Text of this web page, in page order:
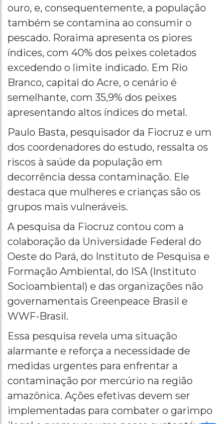
ouro, e, consequentemente, a população
também se contamina ao consumir o
pescado. Roraima apresenta os piores
índices, com 40% dos peixes coletados
excedendo o limite indicado. Em Rio
Branco, capital do Acre, o cenário é
semelhante, com 35,9% dos peixes
apresentando altos índices do metal.
Paulo Basta, pesquisador da Fiocruz e um
dos coordenadores do estudo, ressalta os
riscos à saúde da população em
decorrência dessa contaminação. Ele
destaca que mulheres e crianças são os
grupos mais vulneráveis.
A pesquisa da Fiocruz contou com a
colaboração da Universidade Federal do
Oeste do Pará, do Instituto de Pesquisa e
Formação Ambiental, do ISA (Instituto
Socioambiental) e das organizações não
governamentais Greenpeace Brasil e
WWF-Brasil.
Essa pesquisa revela uma situação
alarmante e reforça a necessidade de
medidas urgentes para enfrentar a
contaminação por mercúrio na região
amazônica. Ações efetivas devem ser
implementadas para combater o garimpo